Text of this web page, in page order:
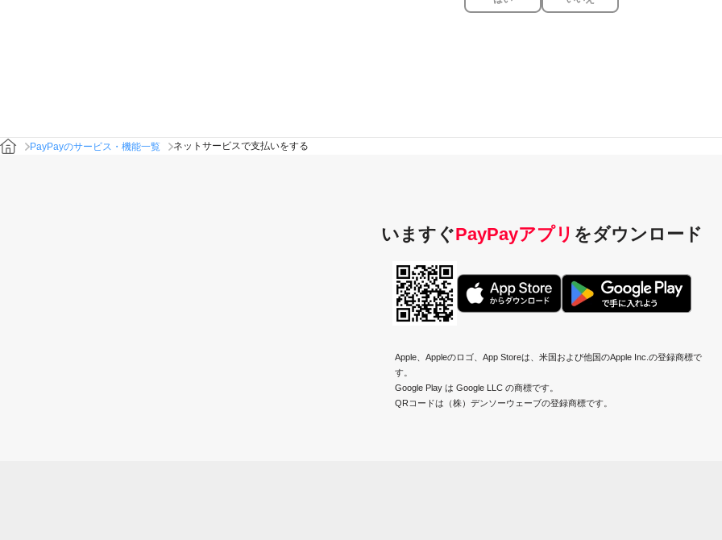
PayPayのサービス・機能一覧 ネットサービスで支払いをする
いますぐPayPayアプリ をダウンロード
Apple、Appleのロゴ、App Storeは、米国および他国のApple Inc.の登録商標で
す。
Google Play は Google LLC の商標です。
QRコードは（株）デンソーウェーブの登録商標です。